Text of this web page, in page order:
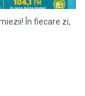
În fiecare zi,